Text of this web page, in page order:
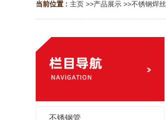
当前位置 : 主页 >>产品展示 >>不锈钢焊丝
不锈钢管